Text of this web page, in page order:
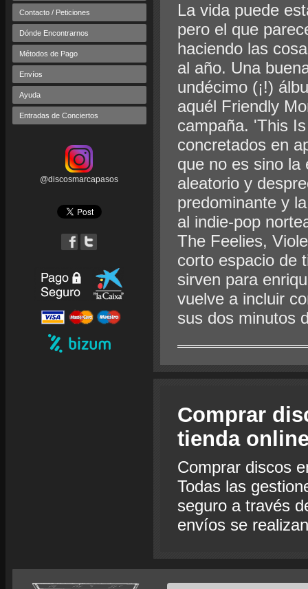
Contacto / Peticiones
Dónde Encontrarnos
Métodos de Pago
Envíos
Ayuda
Entradas de Conciertos
@discosmarcapasos
La vida puede
pero el que
haciendo las
al año. Una
undécimo (¡!)
aquél Friendly
campaña. 'This
concretados en
que no es sino la
aleatorio y
predominante y
al indie-pop
The Feelies,
corto espacio de
sirven para
vuelve a incluir
sus dos minutos
Comprar
tienda
Comprar discos
Todas las
seguro a través
envíos se